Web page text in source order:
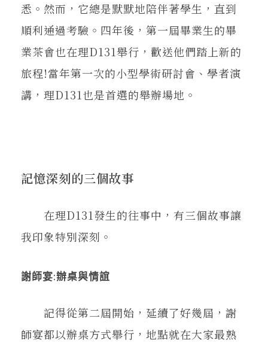
悉。然而，它總是默默地陪伴著學生，直到
順利通過考驗。四年後，第一屆畢業生的畢
業茶會也在理D131舉行，歡送他們踏上新的
旅程!當年第一次的小型學術研討會、學者演
講，理D131也是首選的舉辦場地。
記憶深刻的三個故事
在理D131發生的往事中，有三個故事讓
我印象特別深刻。
謝師宴:辦桌與情誼
記得從第二屆開始，延續了好幾屆，謝
師宴都以辦桌方式舉行，地點就在大家最熟